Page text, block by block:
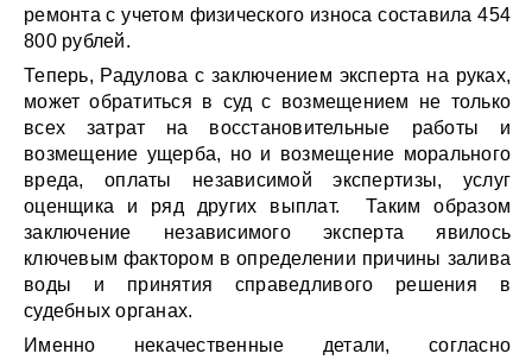
ремонта с учетом физического износа составила 454
800 рублей.
Теперь, Радулова с заключением эксперта на руках,
может обратиться в суд с возмещением не только
всех затрат на восстановительные работы и
возмещение ущерба, но и возмещение морального
вреда, оплаты независимой экспертизы, услуг
оценщика и ряд других выплат. Таким образом
заключение независимого эксперта явилось
ключевым фактором в определении причины залива
воды и принятия справедливого решения в
судебных органах.
Именно некачественные детали, согласно